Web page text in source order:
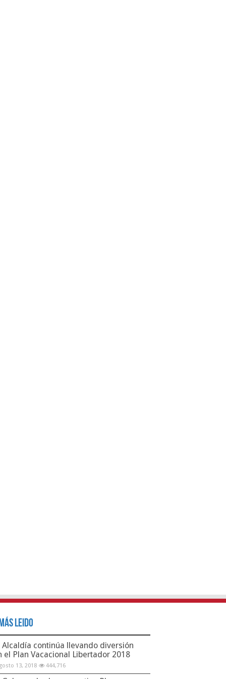
Leido
Alcaldía continúa llevando diversión
el Plan Vacacional Libertador 2018
13, 2018 444,716